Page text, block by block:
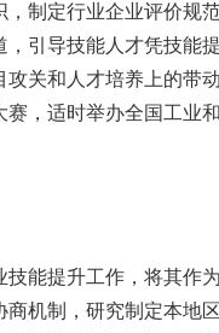
制定行业企业评价规
引导技能人才凭技能
关和人才培养上的带
，适时举办全国工业
能提升工作，将其作
机制，研究制定本地